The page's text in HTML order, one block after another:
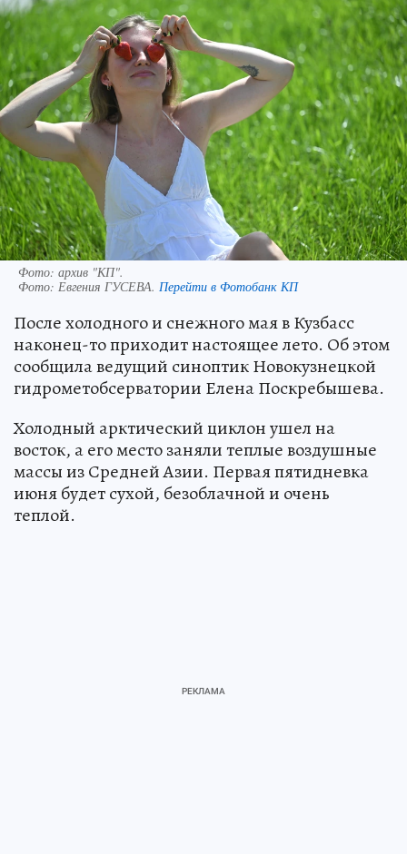
Фото: архив "КП".
Фото: Евгения ГУСЕВА. Перейти в Фотобанк КП
После холодного и снежного мая в Кузбасс
наконец-то приходит настоящее лето. Об этом
сообщила ведущий синоптик Новокузнецкой
гидрометобсерватории Елена Поскребышева.
Холодный арктический циклон ушел на
восток, а его место заняли теплые воздушные
массы из Средней Азии. Первая пятидневка
июня будет сухой, безоблачной и очень
теплой.